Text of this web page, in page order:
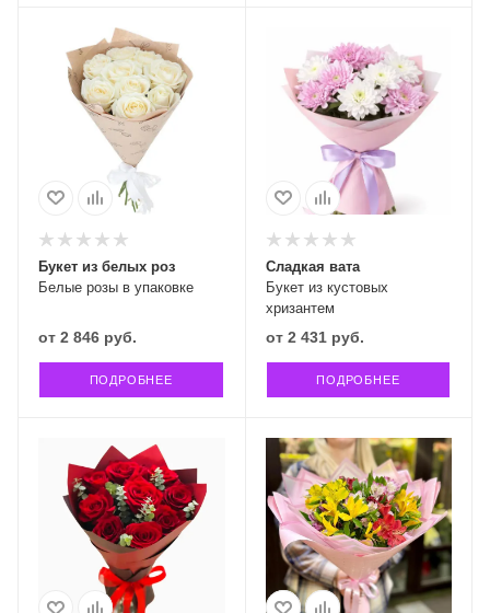
Белые розы в упаковке
Букет из белых роз
от 2 846 руб.
ПОДРОБНЕЕ
Букет из кустовых
хризантем
Сладкая вата
от 2 431 руб.
ПОДРОБНЕЕ